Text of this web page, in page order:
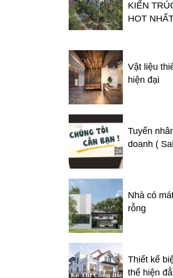
KIẾN
HOT
Vật liệu
hiện đại
Tuyển
doanh (
Nhà có
rỗng
Thiết kế
thể hiện